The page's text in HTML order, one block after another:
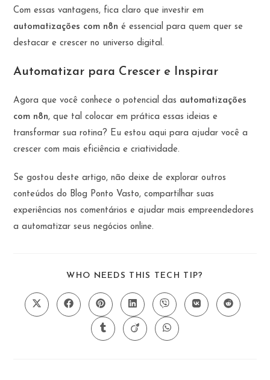
Com essas vantagens, fica claro que investir em
automatizações com n8n é essencial para quem quer se
destacar e crescer no universo digital.
Automatizar para Crescer e Inspirar
Agora que você conhece o potencial das automatizações
com n8n, que tal colocar em prática essas ideias e
transformar sua rotina? Eu estou aqui para ajudar você a
crescer com mais eficiência e criatividade.
Se gostou deste artigo, não deixe de explorar outros
conteúdos do Blog Ponto Vasto, compartilhar suas
experiências nos comentários e ajudar mais empreendedores
a automatizar seus negócios online.
WHO NEEDS THIS TECH TIP?
CONTEÚDO
Abre
em
Abre
em
Abre
em
uma
nova
janela
Abre
em
uma
nova
janela
Abre
em
uma
nova
janela
Abre
em
Abre
em
Abre
em
Abre
em
Abre
em